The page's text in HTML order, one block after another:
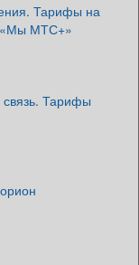
Тарифы на
«Мы МТС+»
Тарифы